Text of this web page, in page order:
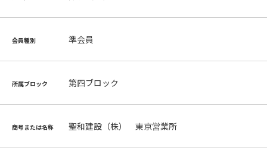
会員種別 準会員
所属ブロック 第四ブロック
商号または名称 聖和建設（株） 東京営業所